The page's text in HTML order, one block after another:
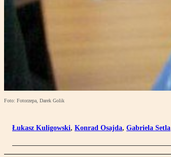
Foto: Fotorzepa, Darek Golik
Łukasz Kuligowski, Konrad Osajda, Gabriela Setla